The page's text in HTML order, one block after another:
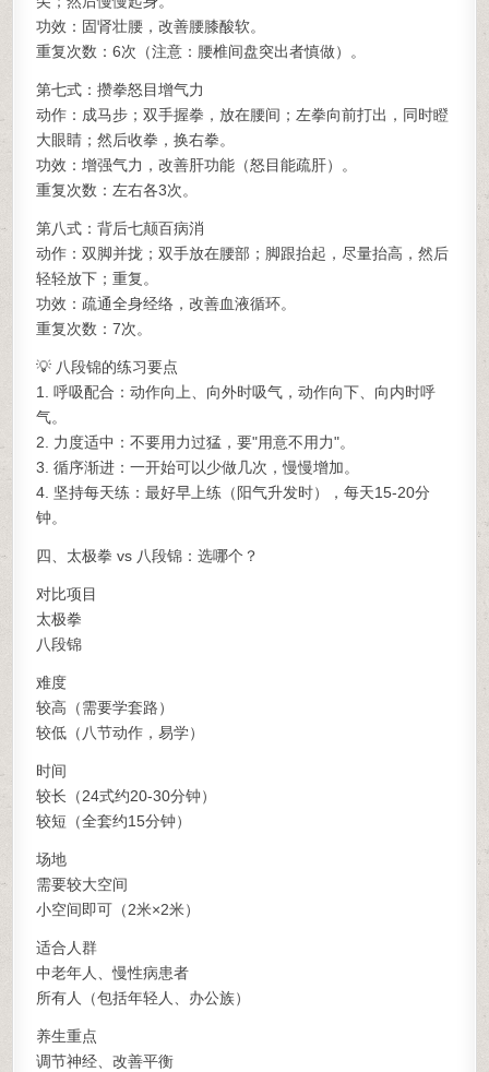
功效：固肾壮腰，改善腰膝酸软。
重复次数：6次（注意：腰椎间盘突出者慎做）。
第七式：攒拳怒目增气力
动作：成马步；双手握拳，放在腰间；左拳向前打出，同时瞪
大眼睛；然后收拳，换右拳。
功效：增强气力，改善肝功能（怒目能疏肝）。
重复次数：左右各3次。
第八式：背后七颠百病消
动作：双脚并拢；双手放在腰部；脚跟抬起，尽量抬高，然后
轻轻放下；重复。
功效：疏通全身经络，改善血液循环。
重复次数：7次。
💡 八段锦的练习要点
1. 呼吸配合：动作向上、向外时吸气，动作向下、向内时呼
气。
2. 力度适中：不要用力过猛，要"用意不用力"。
3. 循序渐进：一开始可以少做几次，慢慢增加。
4. 坚持每天练：最好早上练（阳气升发时），每天15-20分
钟。
四、太极拳 vs 八段锦：选哪个？
对比项目
太极拳
八段锦
难度
较高（需要学套路）
较低（八节动作，易学）
时间
较长（24式约20-30分钟）
较短（全套约15分钟）
场地
需要较大空间
小空间即可（2米×2米）
适合人群
中老年人、慢性病患者
所有人（包括年轻人、办公族）
养生重点
调节神经、改善平衡